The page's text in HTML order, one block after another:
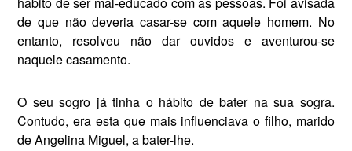
de que não deveria casar-se com aquele homem. No
entanto, resolveu não dar ouvidos e aventurou-se
naquele casamento.
O seu sogro já tinha o hábito de bater na sua sogra.
Contudo, era es­ta que mais influenciava o filho, marido
de Angelina Miguel, a ba­ter-lhe.